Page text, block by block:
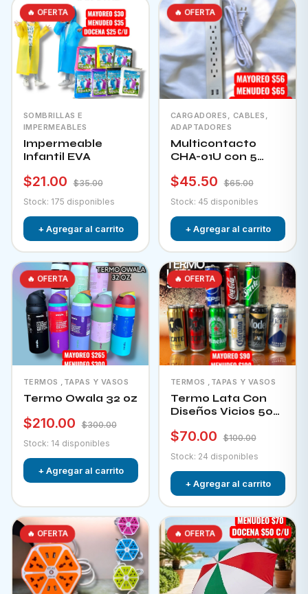
🔥 OFERTA
SOMBRILLAS E
IMPERMEABLES
Impermeable
Infantil EVA
$21.00
$35.00
Stock: 175 disponibles
+ Agregar al carrito
🔥 OFERTA
CARGADORES, CABLES,
ADAPTADORES
Multicontacto
CHA-01U con 5
puertos usb e
$45.50
$65.00
Stock: 45 disponibles
+ Agregar al carrito
🔥 OFERTA
TERMOS ,TAPAS Y VASOS
Termo Owala 32 oz
$210.00
$300.00
Stock: 14 disponibles
+ Agregar al carrito
🔥 OFERTA
TERMOS ,TAPAS Y VASOS
Termo Lata Con
Diseños Vicios 500
$70.00
$100.00
Stock: 24 disponibles
+ Agregar al carrito
🔥 OFERTA 🔥 OFERTA